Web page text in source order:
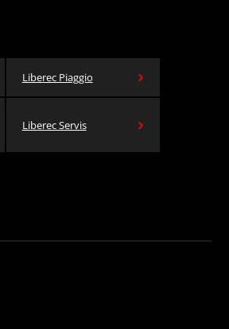
Liberec Piaggio
Liberec Servis